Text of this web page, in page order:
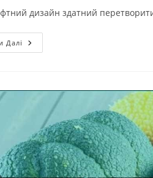
дизайн здатний
Далі Основи
Дизайну